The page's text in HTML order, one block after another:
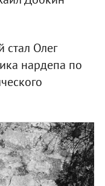
Олег
нардепа по